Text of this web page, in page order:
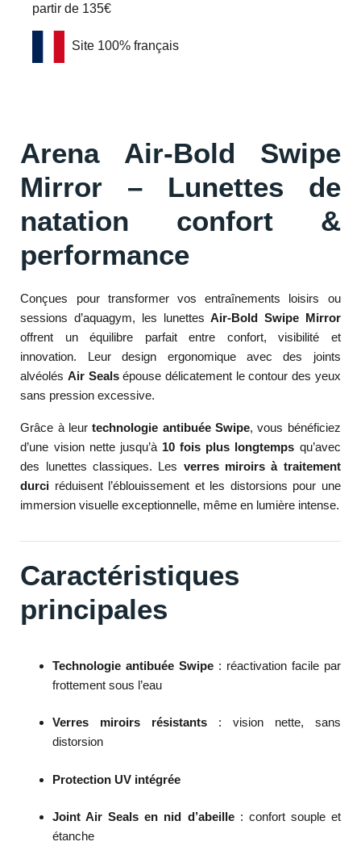
partir de 135€
Site 100% français
Arena Air-Bold Swipe
Mirror – Lunettes de
natation confort &
performance
Conçues pour transformer vos entraînements loisirs ou
sessions d’aquagym, les lunettesAir-Bold Swipe Mirror
offrent un équilibre parfait entre confort, visibilité et
innovation. Leur design ergonomique avec des joints
alvéolésAir Sealsépouse délicatement le contour des yeux
sans pression excessive.
Grâce à leurtechnologie antibuée Swipe, vous bénéficiez
d’une vision nette jusqu’à 10 fois plus longtemps qu’avec
des lunettes classiques. Les verres miroirs à traitement
durci réduisent l’éblouissement et les distorsions pour une
immersion visuelle exceptionnelle, même en lumière intense.
Caractéristiques
principales
Technologie antibuée Swipe : réactivation facile par
frottement sous l’eau
Verres miroirs résistants : vision nette, sans
distorsion
Protection UV intégrée
Joint Air Seals en nid d’abeille: confort souple et
étanche